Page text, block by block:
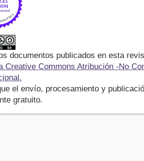
documentos publicados en esta
Creative Commons Atribución -No
el envío, procesamiento y
gratuito.